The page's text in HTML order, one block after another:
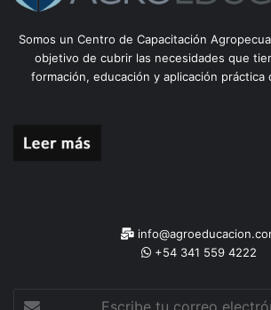
Somos un Centro de Capacitación
objetivo de cubrir las necesidades que
formación, educación y aplicación práctica
+54 341 559 4222